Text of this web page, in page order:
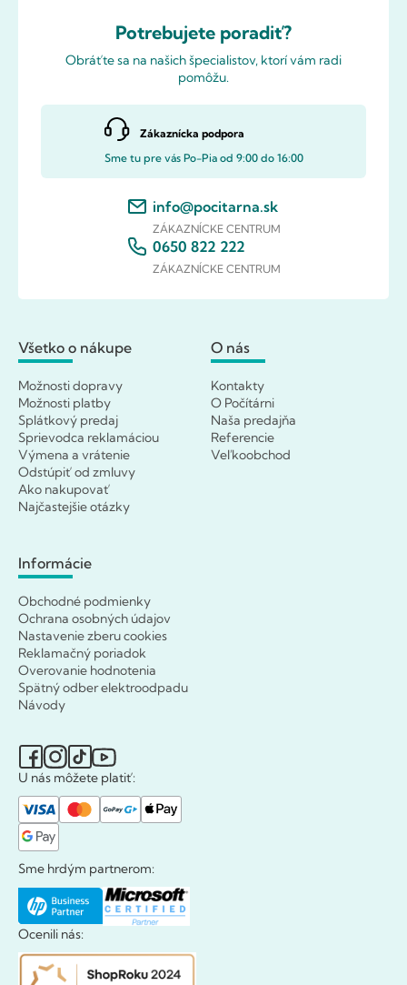
Potrebujete poradiť?
Obráťte sa na našich špecialistov, ktorí vám radi
pomôžu.
Zákaznícka podpora
Sme tu pre vás Po-Pia od 9:00 do 16:00
info@pocitarna.sk
ZÁKAZNÍCKE CENTRUM
0650 822 222
ZÁKAZNÍCKE CENTRUM
Všetko o nákupe
Možnosti dopravy
Možnosti platby
Splátkový predaj
Sprievodca reklamáciou
Výmena a vrátenie
Odstúpiť od zmluvy
Ako nakupovať
Najčastejšie otázky
O nás
Kontakty
O Počítárni
Naša predajňa
Referencie
Veľkoobchod
Informácie
Obchodné podmienky
Ochrana osobných údajov
Nastavenie zberu cookies
Reklamačný poriadok
Overovanie hodnotenia
Spätný odber elektroodpadu
Návody
U nás môžete platiť:
Sme hrdým partnerom:
Ocenili nás: